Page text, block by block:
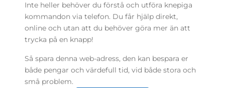
Inte heller behöver du förstå och utföra knepiga
kommandon via telefon. Du får hjälp direkt,
online och utan att du behöver göra mer än att
trycka på en knapp!
Så spara denna web-adress, den kan bespara er
både pengar och värdefull tid, vid både stora och
små problem.